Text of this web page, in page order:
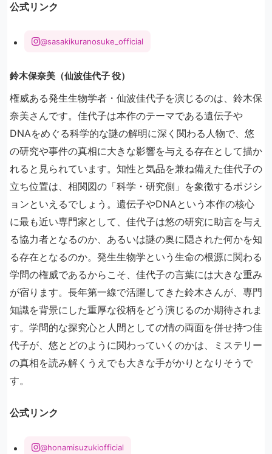
公式リンク
@sasakikuranosuke_official
鈴木保奈美（仙波佳代子 役）
権威ある発生生物学者・仙波佳代子を演じるのは、鈴木保
奈美さんです。佳代子は本作のテーマである遺伝子や
DNAをめぐる科学的な謎の解明に深く関わる人物で、悠
の研究や事件の真相に大きな影響を与える存在として描か
れると見られています。知性と気品を兼ね備えた佳代子の
立ち位置は、相関図の「科学・研究側」を象徴するポジシ
ョンといえるでしょう。遺伝子やDNAという本作の核心
に最も近い専門家として、佳代子は悠の研究に助言を与え
る協力者となるのか、あるいは謎の奥に隠された何かを知
る存在となるのか。発生生物学という生命の根源に関わる
学問の権威であるからこそ、佳代子の言葉には大きな重み
が宿ります。長年第一線で活躍してきた鈴木さんが、専門
知識を背景にした重厚な役柄をどう演じるのか期待されま
す。学問的な探究心と人間としての情の両面を併せ持つ佳
代子が、悠とどのように関わっていくのかは、ミステリー
の真相を読み解くうえでも大きな手がかりとなりそうで
す。
公式リンク
@honamisuzukiofficial